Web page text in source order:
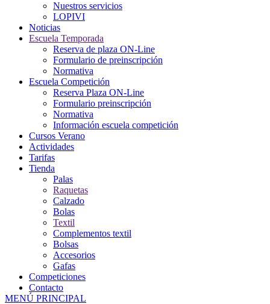
Nuestros servicios
LOPIVI
Noticias
Escuela Temporada
Reserva de plaza ON-Line
Formulario de preinscripción
Normativa
Escuela Competición
Reserva Plaza ON-Line
Formulario preinscripción
Normativa
Información escuela competición
Cursos Verano
Actividades
Tarifas
Tienda
Palas
Raquetas
Calzado
Bolas
Textil
Complementos textil
Bolsas
Accesorios
Gafas
Competiciones
Contacto
MENÚ PRINCIPAL